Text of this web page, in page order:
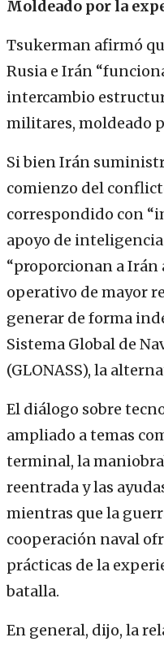
Moldeado por la
Tsukerman afirmó
Rusia e Irán
intercambio
militares, moldeado
Si bien Irán
comienzo del
correspondido con
apoyo de inteligencia
“proporcionan a Irán
operativo de mayor
generar de forma
Sistema Global de
(GLONASS), la
El diálogo sobre
ampliado a temas
terminal, la
reentrada y las
mientras que la
cooperación naval
prácticas de la
batalla.
En general, dijo, la